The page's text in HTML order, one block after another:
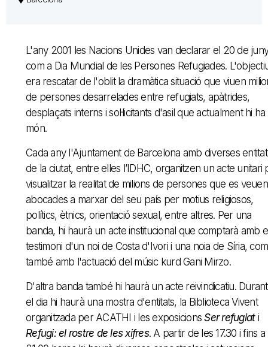
L'any 2001 les Nacions Unides van declarar el 20 de juny
com a Dia Mundial de les Persones Refugiades.
era rescatar de l'oblit la dramàtica situació que viuen
de persones desarrelades entre refugiats, apàtrides,
desplaçats interns i sol·licitants d'asil que actualment hi ha
món.
Cada any l'Ajuntament de Barcelona amb diverses
de la ciutat, entre elles l’IDHC, organitzen un acte unitari
visualitzar la realitat de milions de persones que es veuen
abocades a marxar del seu país per motius religiosos,
polítics, ètnics, orientació sexual, entre altres. Per una
banda, hi haurà un acte institucional que comptarà amb
testimoni d'un noi de Costa d'Ivori i una noia de Síria, com
també amb l'actuació del músic kurd Gani Mirzo.
D'altra banda també hi haurà un acte reivindicatiu.
el dia hi haurà una mostra d'entitats, la Biblioteca Vivent
organitzada per ACATHI i les exposicionsSer refugiati
Refugi: el rostre de les xifres. A partir de les 17.30 i fins a